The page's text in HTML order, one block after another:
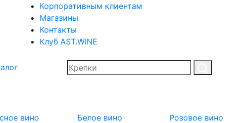
Корпоративным клиентам
Магазины
Контакты
Клуб AST.WINE
вино Белое вино Розовое вино